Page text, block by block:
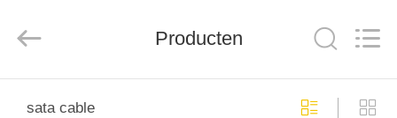
Reserved.
Developed
Producten
sata cable